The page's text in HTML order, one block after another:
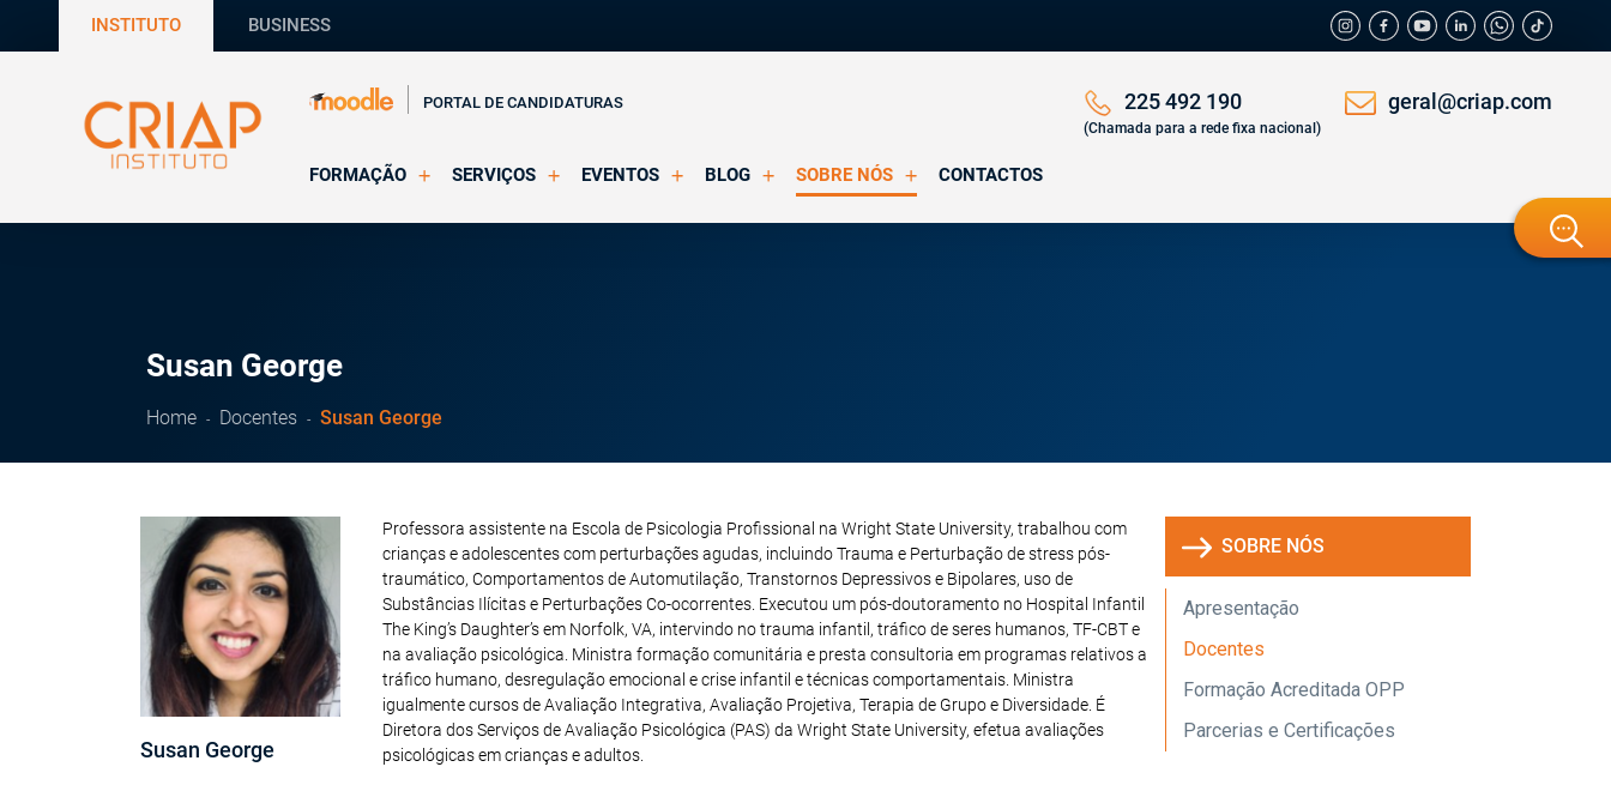
INSTITUTO BUSINESS
PORTAL DE CANDIDATURAS 225 492 190
(Chamada para a rede fixa nacional)
geral@criap.com
FORMAÇÃO SERVIÇOS EVENTOS BLOG SOBRE NÓS CONTACTOS
Susan George
Home Docentes Susan George
Susan George
Professora assistente na Escola de Psicologia Profissional na Wright State University, trabalhou com
crianças e adolescentes com perturbações agudas, incluindo Trauma e Perturbação de stress pós-
traumático, Comportamentos de Automutilação, Transtornos Depressivos e Bipolares, uso de
Substâncias Ilícitas e Perturbações Co-ocorrentes. Executou um pós-doutoramento no Hospital Infantil
The King’s Daughter’s em Norfolk, VA, intervindo no trauma infantil, tráfico de seres humanos, TF-CBT e
na avaliação psicológica. Ministra formação comunitária e presta consultoria em programas relativos a
tráfico humano, desregulação emocional e crise infantil e técnicas comportamentais. Ministra
igualmente cursos de Avaliação Integrativa, Avaliação Projetiva, Terapia de Grupo e Diversidade. É
Diretora dos Serviços de Avaliação Psicológica (PAS) da Wright State University, efetua avaliações
psicológicas em crianças e adultos.
SOBRE NÓS
Apresentação
Docentes
Formação Acreditada OPP
Parcerias e Certificações